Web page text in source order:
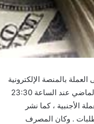
بالمنصة الإلكترونية
72 ألفًا و 499 فرد، خال يومين تقريبًا . وأوضح المصرف أن المنصة افتُتِحت للأفراد الخميس الماضي عند الساعة 23:30
حجز العملة الأجنبية ، كما نشر
. وكان المصرف